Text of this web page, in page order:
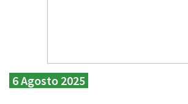
6 Agosto 2025